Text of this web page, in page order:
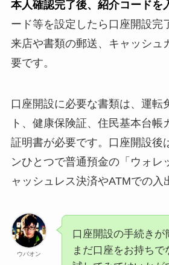
本人確認完了後、紹介コードを
ード等を設定したら口座開設完
来店や書類の郵送、キャッシュ
要です。
口座開設に必要な書類は、運転
ト、健康保険証、住民基本台帳
証明書が必要です。口座開設後
ンひとつで普通預金の「ウォレ
ャッシュレス決済やATMでの入
ウバオン
口座開設の手続きが
まだ口座をお持ちで